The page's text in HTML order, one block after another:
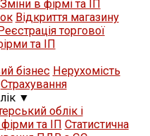
Зміни в фірмі та ІП
Відкриття магазину
торгової
та ІП
бізнес Нерухомість
Страхування
▼
облік і
фірми та ІП Статистична